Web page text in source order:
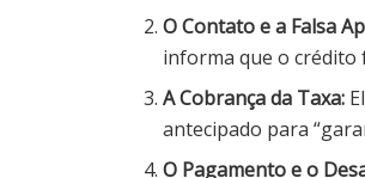
O Contato e a Falsa
informa que o crédito
A Cobrança da Taxa:
antecipado para
O Pagamento e o